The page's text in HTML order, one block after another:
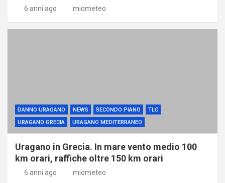
6 anni ago miometeo
DANNO URAGANO NEWS SECONDO PIANO
TLC
URAGANO GRECIA
URAGANO MEDITERRANEO
Uragano in Grecia. In mare vento medio 100
km orari, raffiche oltre 150 km orari
6 anni ago miometeo